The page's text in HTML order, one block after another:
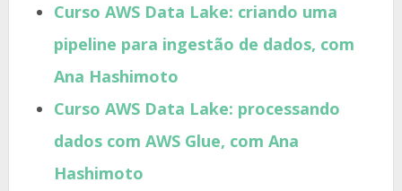
Curso AWS Data Lake: criando uma
pipeline para ingestão de dados, com
Ana Hashimoto
Curso AWS Data Lake: processando
dados com AWS Glue, com Ana
Hashimoto